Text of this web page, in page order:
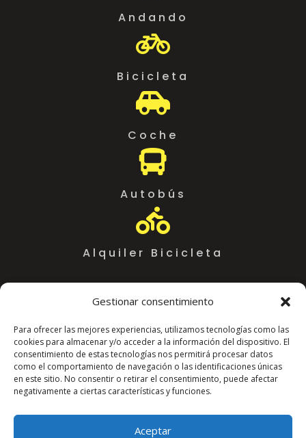
Gestionar consentimiento
Para ofrecer las mejores experiencias, utilizamos tecnologías como las
cookies para almacenar y/o acceder a la información del dispositivo. El
consentimiento de estas tecnologías nos permitirá procesar datos
como el comportamiento de navegación o las identificaciones únicas
en este sitio. No consentir o retirar el consentimiento, puede afectar
negativamente a ciertas características y funciones.
Aceptar
Andando

Bicicleta

Coche

Autobús

Alquiler Bicicleta